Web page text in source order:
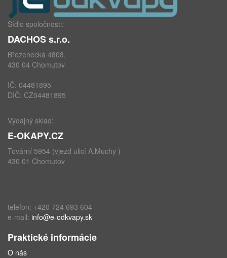
Sídlo spoločnosti:
DACHOS s.r.o.
Březenecká 4808,
430 04 Chomutov
IČ: 04481895
DIČ: CZ04481895
Výdajný sklad:
E-OKAPY.CZ
Tovární 5954 (vjezd ulicí A.Muchy )
430 01 Chomutov
telefon: +420 724 693 604
e-mail: info@e-odkvapy.sk
Praktické informácie
O nás